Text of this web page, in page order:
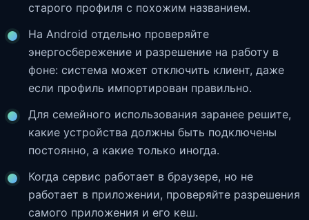
старого профиля с похожим названием.
На Android отдельно проверяйте
энергосбережение и разрешение на работу в
фоне: система может отключить клиент, даже
если профиль импортирован правильно.
Для семейного использования заранее решите,
какие устройства должны быть подключены
постоянно, а какие только иногда.
Когда сервис работает в браузере, но не
работает в приложении, проверяйте разрешения
самого приложения и его кеш.